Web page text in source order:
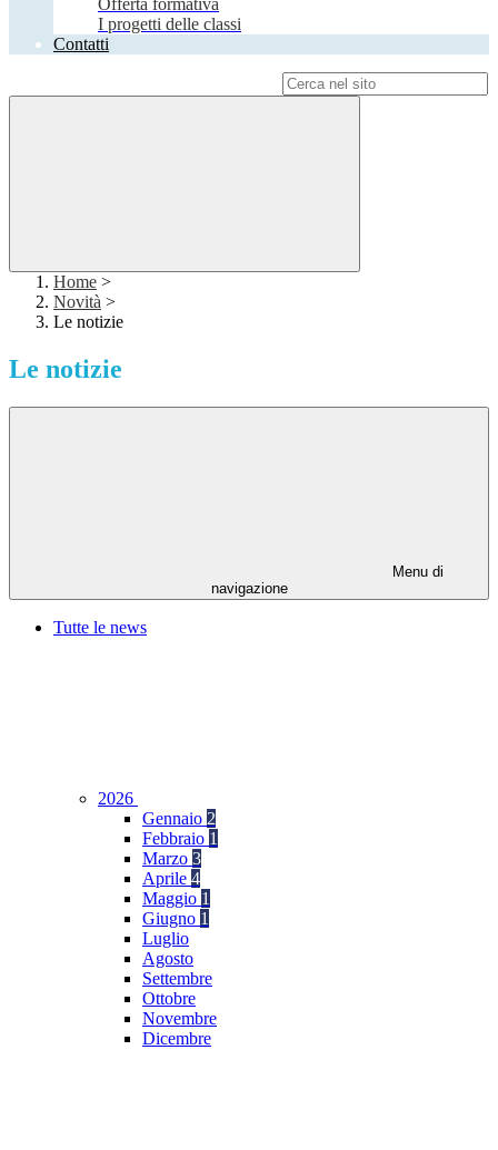
Offerta formativa
I progetti delle classi
Contatti
Home >
Novità >
Le notizie
Le notizie
Menu di
navigazione
Tutte le news
2026
Gennaio 2
Febbraio 1
Marzo 3
Aprile 4
Maggio 1
Giugno 1
Luglio
Agosto
Settembre
Ottobre
Novembre
Dicembre